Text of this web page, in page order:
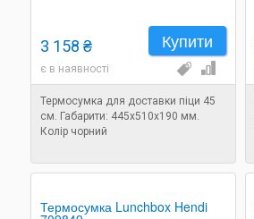
Купити
3 158 ₴
є в наявності
Термосумка для доставки піци 45
см. Габарити: 445х510х190 мм.
Колір чорний
Термосумка Lunchbox Hendi